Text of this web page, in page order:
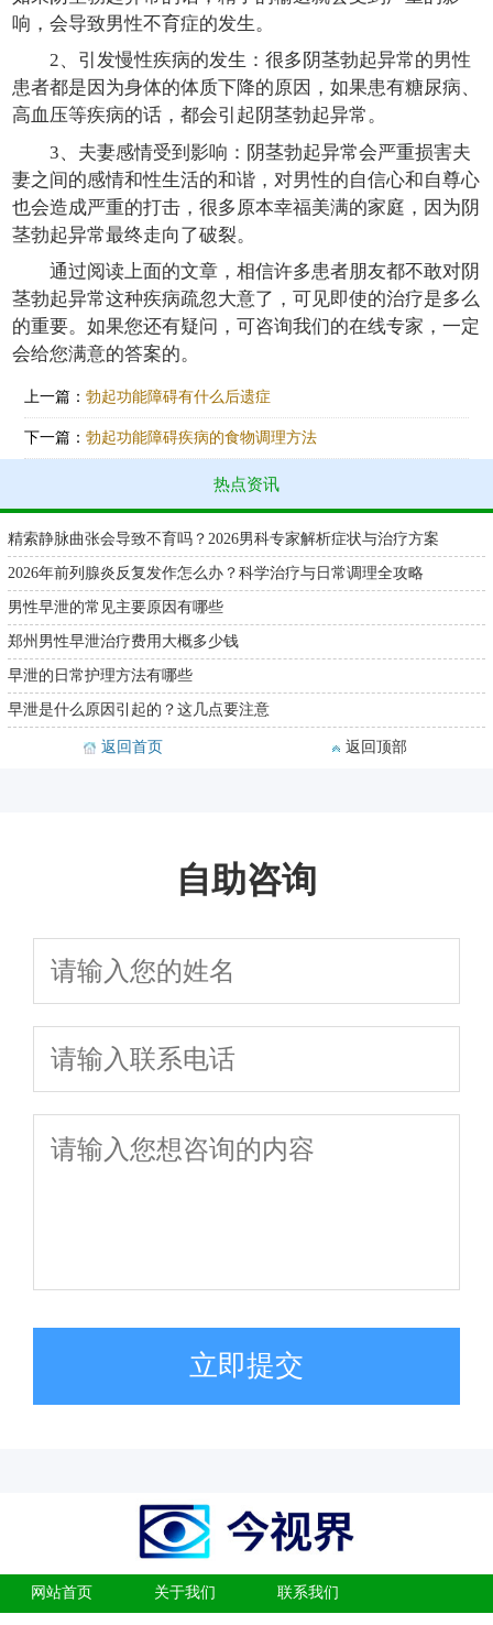
响，会导致男性不育症的发生。
2、引发慢性疾病的发生：很多阴茎勃起异常的男性
患者都是因为身体的体质下降的原因，如果患有糖尿病、
高血压等疾病的话，都会引起阴茎勃起异常。
3、夫妻感情受到影响：阴茎勃起异常会严重损害夫
妻之间的感情和性生活的和谐，对男性的自信心和自尊心
也会造成严重的打击，很多原本幸福美满的家庭，因为阴
茎勃起异常最终走向了破裂。
通过阅读上面的文章，相信许多患者朋友都不敢对阴
茎勃起异常这种疾病疏忽大意了，可见即使的治疗是多么
的重要。如果您还有疑问，可咨询我们的在线专家，一定
会给您满意的答案的。
上一篇：勃起功能障碍有什么后遗症
下一篇：勃起功能障碍疾病的食物调理方法
热点资讯
精索静脉曲张会导致不育吗？2026男科专家解析症状与治疗方案
2026年前列腺炎反复发作怎么办？科学治疗与日常调理全攻略
男性早泄的常见主要原因有哪些
郑州男性早泄治疗费用大概多少钱
早泄的日常护理方法有哪些
早泄是什么原因引起的？这几点要注意
返回首页 返回顶部
自助咨询
立即提交
网站首页 关于我们 联系我们